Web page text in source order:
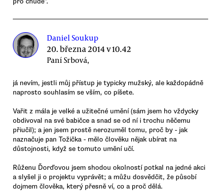
Daniel Soukup
20. března 2014 v 10.42
Paní Srbová,
já nevím, jestli můj přístup je typicky mužský, ale každopádně
naprosto souhlasím se vším, co píšete.
Vařit z mála je velké a užitečné umění (sám jsem ho vždycky
obdivoval na své babičce a snad se od ní i trochu něčemu
přiučil); a jen jsem prostě nerozuměl tomu, proč by - jak
naznačuje pan Tožička - mělo člověku nějak ubírat na
důstojnosti, když se tomuto umění učí.
Růženu Ďorďovou jsem shodou okolností potkal na jedné akci
a slyšel ji o projektu vyprávět; a můžu dosvědčit, že působí
dojmem člověka, který přesně ví, co a proč dělá.